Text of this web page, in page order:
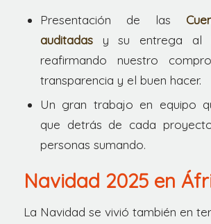
Presentación de las
auditadasy su entrega al
reafirmando nuestro
transparencia y el buen hacer.
Un gran trabajo en equipo
que detrás de cada
personas sumando.
Navidad 2025 en
La Navidad se vivió también en